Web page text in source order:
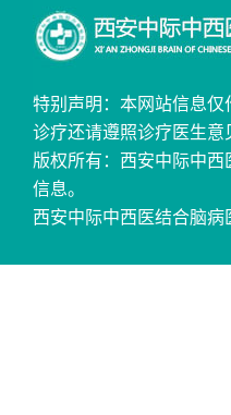
特别声明：本网站信息
诊疗还请遵照诊疗医生意
版权所有：西安中际中
信息。
西安中际中西医结合脑病